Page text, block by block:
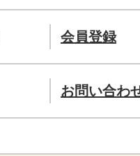
会員登録
お問い合わ